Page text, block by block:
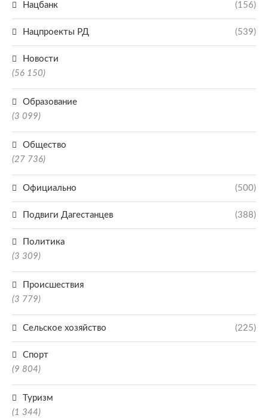
Нацбанк (156)
Нацпроекты РД (539)
Новости
(56 150)
Образование
(3 099)
Общество
(27 736)
Официально (500)
Подвиги Дагестанцев (388)
Политика
(3 309)
Происшествия
(3 779)
Сельское хозяйство (225)
Спорт
(9 804)
Туризм
(1 344)